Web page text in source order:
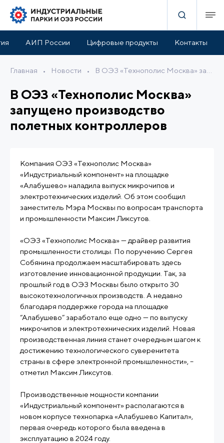
АИП России Цифровые продукты Контакты
Главная • Новости •
В ОЭЗ «Технополис Москва»
запущено производство
полетных контроллеров
Компания ОЭЗ «Технополис Москва»
«Индустриальный компонент» на площадке
«Алабушево» наладила выпуск микрочипов и
электротехнических изделий. Об этом сообщил
заместитель Мэра Москвы по вопросам транспорта
и промышленности Максим Ликсутов.
«ОЭЗ «Технополис Москва» — драйвер развития
промышленности столицы. По поручению Сергея
Собянина продолжаем масштабировать здесь
изготовление инновационной продукции. Так, за
прошлый год в ОЭЗ Москвы было открыто 30
высокотехнологичных производств. А недавно
благодаря поддержке города на площадке
“Алабушево” заработало еще одно — по выпуску
микрочипов и электротехнических изделий. Новая
производственная линия станет очередным шагом к
достижению технологического суверенитета
страны в сфере электронной промышленности», –
отметил Максим Ликсутов.
Производственные мощности компании
«Индустриальный компонент» располагаются в
новом корпусе технопарка «Алабушево Капитал»,
первая очередь которого была введена в
эксплуатацию в 2024 году.